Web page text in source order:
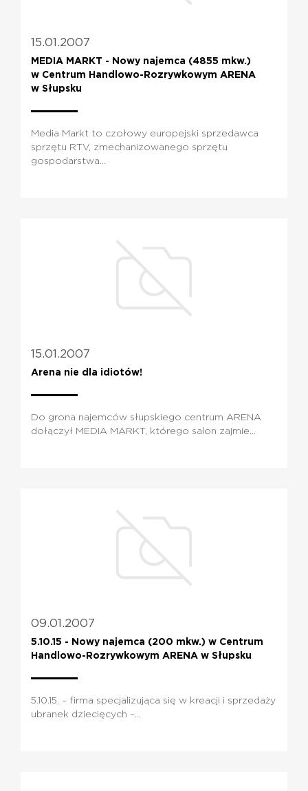
15.01.2007
MEDIA MARKT - Nowy najemca (4855 mkw.)
w Centrum Handlowo-Rozrywkowym ARENA
w Słupsku
Media Markt to czołowy europejski sprzedawca
sprzętu RTV, zmechanizowanego sprzętu
gospodarstwa...
15.01.2007
Arena nie dla idiotów!
Do grona najemców słupskiego centrum ARENA
dołączył MEDIA MARKT, którego salon zajmie...
09.01.2007
5.10.15 - Nowy najemca (200 mkw.) w Centrum
Handlowo-Rozrywkowym ARENA w Słupsku
5.10.15. – firma specjalizująca się w kreacji i sprzedaży
ubranek dziecięcych –...